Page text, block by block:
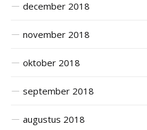
december 2018
november 2018
oktober 2018
september 2018
augustus 2018